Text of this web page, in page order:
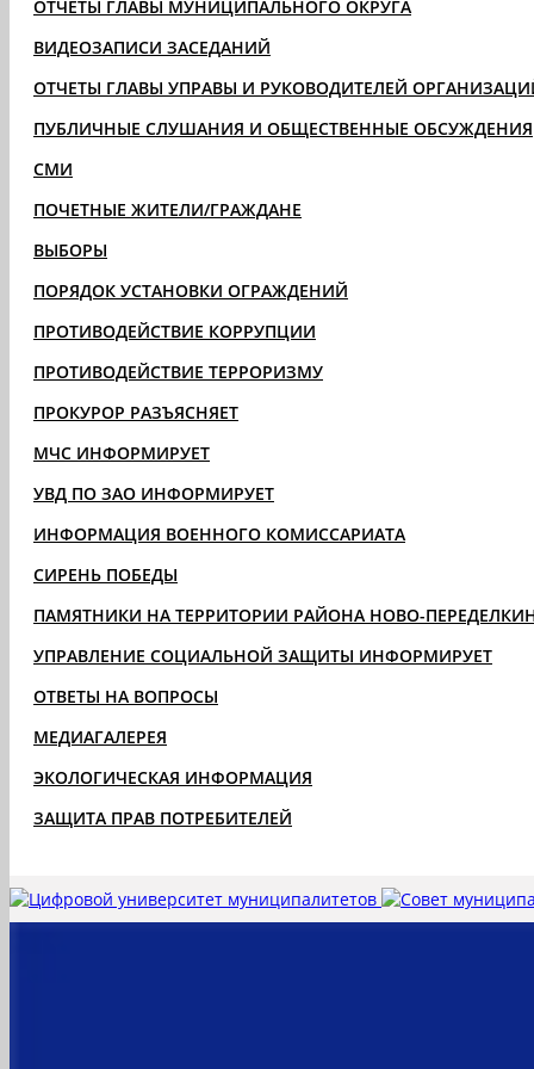
ОТЧЁТЫ ГЛАВЫ МУНИЦИПАЛЬНОГО ОКРУГА
ВИДЕОЗАПИСИ ЗАСЕДАНИЙ
ОТЧЕТЫ ГЛАВЫ УПРАВЫ И РУКОВОДИТЕЛЕЙ
ПУБЛИЧНЫЕ СЛУШАНИЯ И ОБЩЕСТВЕННЫЕ ОБСУЖДЕНИЯ
СМИ
ПОЧЕТНЫЕ ЖИТЕЛИ/ГРАЖДАНЕ
ВЫБОРЫ
ПОРЯДОК УСТАНОВКИ ОГРАЖДЕНИЙ
ПРОТИВОДЕЙСТВИЕ КОРРУПЦИИ
ПРОТИВОДЕЙСТВИЕ ТЕРРОРИЗМУ
ПРОКУРОР РАЗЪЯСНЯЕТ
МЧС ИНФОРМИРУЕТ
УВД ПО ЗАО ИНФОРМИРУЕТ
ИНФОРМАЦИЯ ВОЕННОГО КОМИССАРИАТА
СИРЕНЬ ПОБЕДЫ
ПАМЯТНИКИ НА ТЕРРИТОРИИ РАЙОНА НОВО-
УПРАВЛЕНИЕ СОЦИАЛЬНОЙ ЗАЩИТЫ ИНФОРМИРУЕТ
ОТВЕТЫ НА ВОПРОСЫ
МЕДИАГАЛЕРЕЯ
ЭКОЛОГИЧЕСКАЯ ИНФОРМАЦИЯ
ЗАЩИТА ПРАВ ПОТРЕБИТЕЛЕЙ